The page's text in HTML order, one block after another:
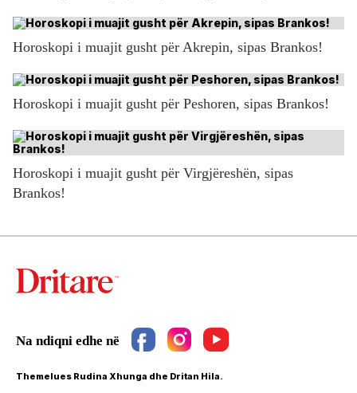
Horoskopi i muajit gusht për Akrepin, sipas Brankos!
Horoskopi i muajit gusht për Peshoren, sipas Brankos!
Horoskopi i muajit gusht për Virgjëreshën, sipas
Brankos!
Themelues Rudina Xhunga dhe Dritan Hila.